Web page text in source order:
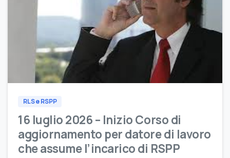
RLS e RSPP
16 luglio 2026 – Inizio Corso di
aggiornamento per datore di lavoro
che assume l’incarico di RSPP